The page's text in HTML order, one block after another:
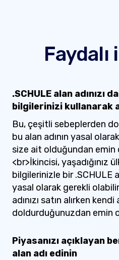
Faydalı
.SCHULE alan adınızı
bilgilerinizi kullanarak
Bu, çeşitli sebeplerden
bu alan adının yasal
size ait olduğundan emin
<br>İkincisi, yaşadığınız
bilgilerinizle bir .SCHULE
yasal olarak gerekli
adınızı satın alırken kendi
doldurduğunuzdan emin
Piyasanızı açıklayan
alan adı edinin